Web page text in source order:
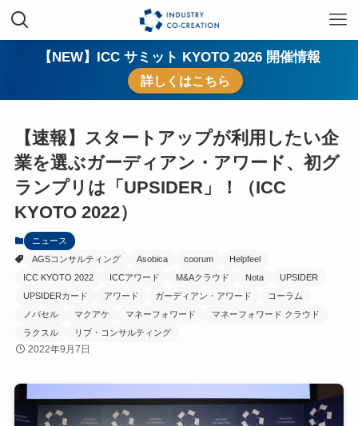
【NEW】ICC サミット KYOTO 2026 開催情報
詳しくはこちら
【速報】スタートアップが利用したい企
業を選ぶガーディアン・アワード、初グ
ランプリは「UPSIDER」！（ICC
KYOTO 2022）
ニュース
AGSコンサルティング
Asobica coorum
Helpfeel
ICC KYOTO 2022
ICCアワード M&Aクラウド Nota
UPSIDER
UPSIDERカード
アワード ガーディアン・アワード
コーラム
ノバセル
マクアケ マネーフォワード
マネーフォワード クラウド
ラクスル
リブ・コンサルティング
2022年9月7日